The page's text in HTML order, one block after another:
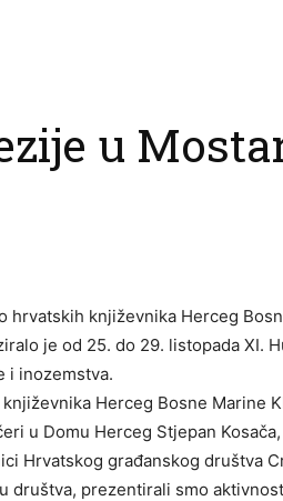
u
hrvatskih književnika Herceg
je od 25. do 29. listopada XI.
i inozemstva.
Herceg Bosne Marine
u Domu Herceg Stjepan
Hrvatskog građanskog društva
društva, prezentirali smo